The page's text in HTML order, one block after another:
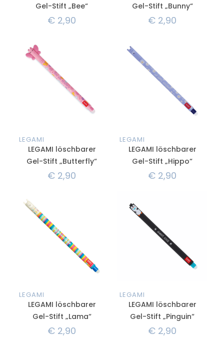
Gel-Stift „Bee“
€ 2,90
Gel-Stift „Bunny“
€ 2,90
LEGAMI
LEGAMI löschbarer
Gel-Stift „Butterfly“
€ 2,90
LEGAMI
LEGAMI löschbarer
Gel-Stift „Hippo“
€ 2,90
LEGAMI
LEGAMI löschbarer
Gel-Stift „Lama“
€ 2,90
LEGAMI
LEGAMI löschbarer
Gel-Stift „Pinguin“
€ 2,90